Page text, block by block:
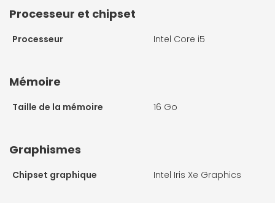
Processeur et chipset
Processeur Intel Core i5
Mémoire
Taille de la mémoire 16 Go
Graphismes
Chipset graphique Intel Iris Xe Graphics